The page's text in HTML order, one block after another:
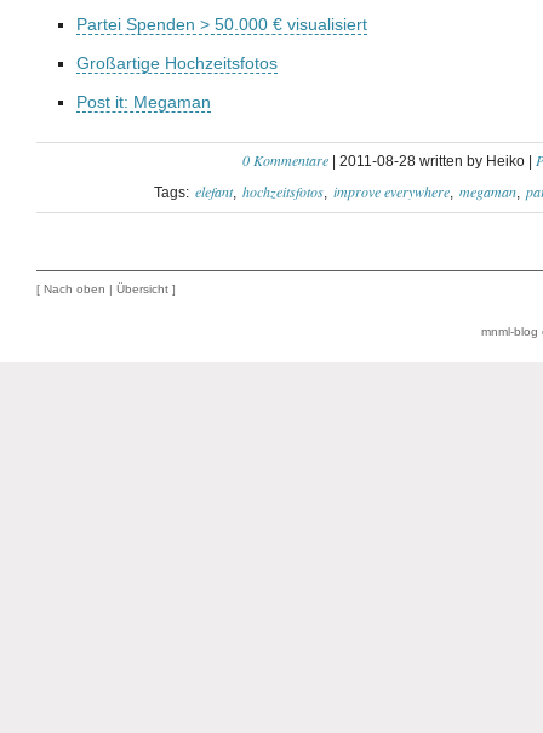
Partei Spenden > 50.000 € visualisiert
Großartige Hochzeitsfotos
Post it: Megaman
0 Kommentare| 2011-08-28 written by Heiko |
Tags: elefant hochzeitsfotos improve everywhere megaman
[ Nach oben | Übersicht ]
mnml-blog